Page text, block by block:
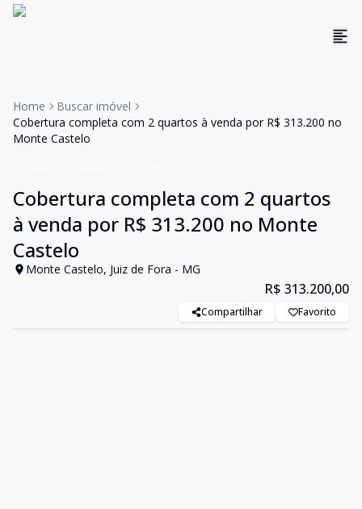
Home
Buscar imóvel
Cobertura completa com 2 quartos à venda por R$ 313.200 no
Monte Castelo
Cobertura completa com 2 quartos
à venda por R$ 313.200 no Monte
Castelo
Monte Castelo, Juiz de Fora - MG
R$ 313.200,00
Compartilhar Favorito